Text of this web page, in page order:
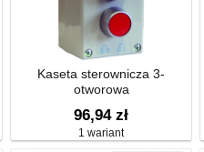
Kaseta sterownicza 3-
otworowa
96,94 zł
1 wariant